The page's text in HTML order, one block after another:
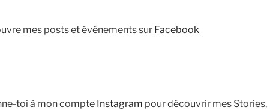
mes posts et événements sur Facebook
toi à mon compte Instagram pour découvrir mes Stories,